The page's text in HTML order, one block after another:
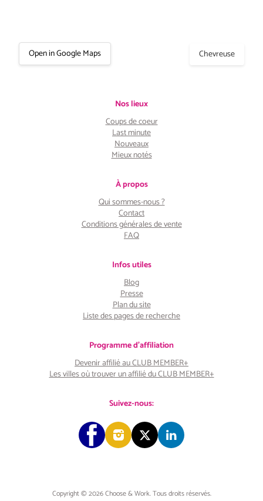
Open in Google Maps Chevreuse
Nos lieux
Coups de coeur
Last minute
Nouveaux
Mieux notés
À propos
Qui sommes-nous ?
Contact
Conditions générales de vente
FAQ
Infos utiles
Blog
Presse
Plan du site
Liste des pages de recherche
Programme d'affiliation
Devenir affilié au CLUB MEMBER+
Les villes où trouver un affilié du CLUB MEMBER+
Suivez-nous:
Copyright © 2026 Choose & Work. Tous droits réservés.